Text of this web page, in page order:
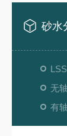
砂水
无
有